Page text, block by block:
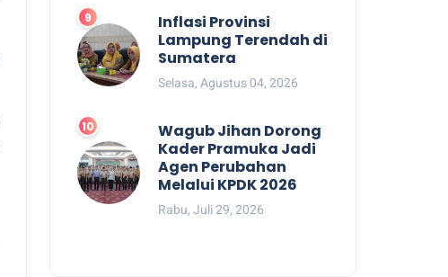
Inflasi Provinsi
Lampung Terendah di
Sumatera
Selasa, Agustus 04, 2026
Wagub Jihan Dorong
Kader Pramuka Jadi
Agen Perubahan
Melalui KPDK 2026
Rabu, Juli 29, 2026